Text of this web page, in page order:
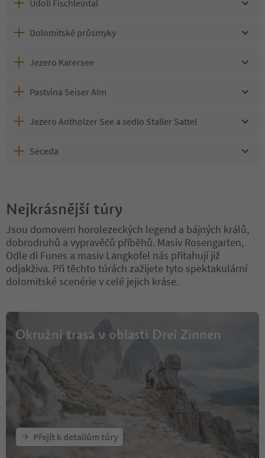
Údolí Fischleintal
Dolomitské průsmyky
Jezero Karersee
Pastvina Seiser Alm
Jezero Antholzer See a sedlo Staller Sattel
Seceda
Nejkrásnější túry
Jsou domovem horolezeckých legend a bájných králů,
dobrodruhů a vypravěčů příběhů. Masiv Rosengarten,
Odle di Funes a masiv Langkofel nás přitahují již
odjakživa. Při těchto túrách zažijete tyto spektakulární
dolomitské scenérie v celé jejich kráse.
Okružní trasa v oblasti Drei Zinnen
Přejít k detailům túry